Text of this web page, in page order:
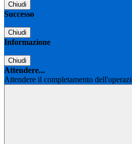
Chiudi
Successo
Chiudi
Informazione
Chiudi
Attendere...
Attendere il completamento